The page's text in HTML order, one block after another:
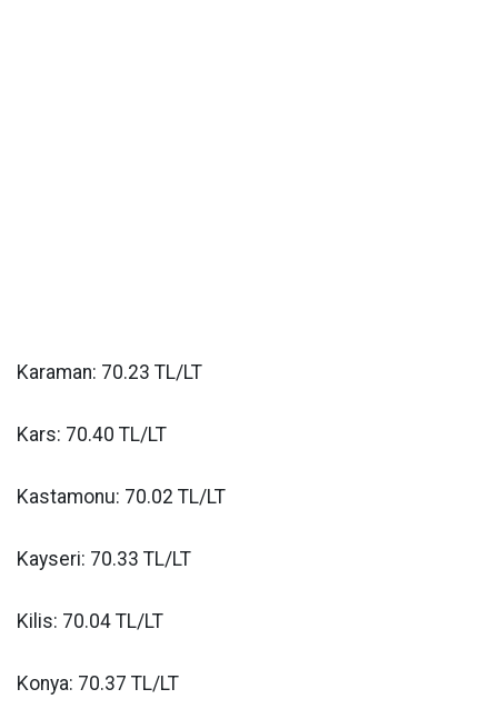
Karaman: 70.23 TL/LT
Kars: 70.40 TL/LT
Kastamonu: 70.02 TL/LT
Kayseri: 70.33 TL/LT
Kilis: 70.04 TL/LT
Konya: 70.37 TL/LT